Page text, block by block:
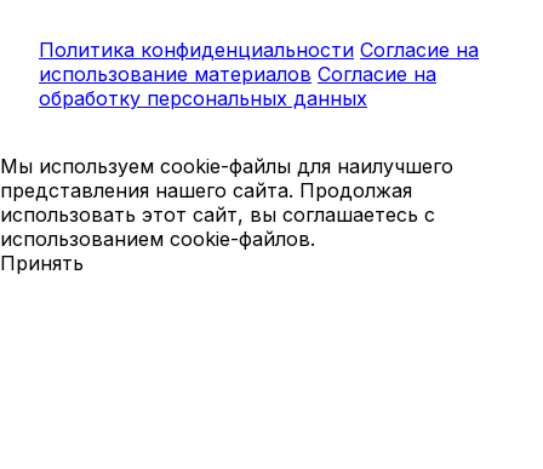
Политика конфиденциальности Согласие на
использование материалов Согласие на
обработку персональных данных
Мы используем cookie-файлы для наилучшего
представления нашего сайта. Продолжая
использовать этот сайт, вы соглашаетесь с
использованием cookie-файлов.
Принять